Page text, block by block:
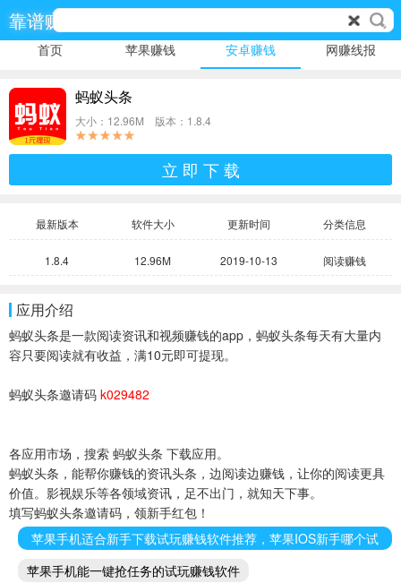
靠谱赚
首页 苹果赚钱 安卓赚钱 网赚线报
蚂蚁头条
大小：12.96M 版本：1.8.4
立 即 下 载
最新版本 软件大小 更新时间 分类信息
1.8.4 12.96M 2019-10-13 阅读赚钱
应用介绍
蚂蚁头条是一款阅读资讯和视频赚钱的app，蚂蚁头条每天有大量内
容只要阅读就有收益，满10元即可提现。
蚂蚁头条邀请码 k029482
各应用市场，搜索 蚂蚁头条 下载应用。
蚂蚁头条，能帮你赚钱的资讯头条，边阅读边赚钱，让你的阅读更具
价值。影视娱乐等各领域资讯，足不出门，就知天下事。
填写蚂蚁头条邀请码，领新手红包！
苹果手机适合新手下载试玩赚钱软件推荐，苹果IOS新手哪个试
玩赚钱软件好
苹果手机能一键抢任务的试玩赚钱软件